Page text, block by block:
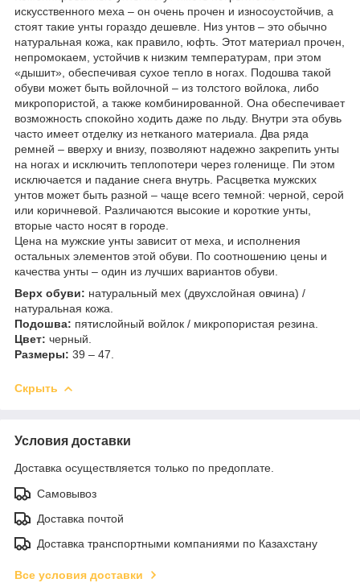
искусственного меха – он очень прочен и износоустойчив, а
стоят такие унты гораздо дешевле. Низ унтов – это обычно
натуральная кожа, как правило, юфть. Этот материал прочен,
непромокаем, устойчив к низким температурам, при этом
«дышит», обеспечивая сухое тепло в ногах. Подошва такой
обуви может быть войлочной – из толстого войлока, либо
микропористой, а также комбинированной. Она обеспечивает
возможность спокойно ходить даже по льду. Внутри эта обувь
часто имеет отделку из нетканого материала. Два ряда
ремней – вверху и внизу, позволяют надежно закрепить унты
на ногах и исключить теплопотери через голенище. Пи этом
исключается и падание снега внутрь. Расцветка мужских
унтов может быть разной – чаще всего темной: черной, серой
или коричневой. Различаются высокие и короткие унты,
вторые часто носят в городе.
Цена на мужские унты зависит от меха, и исполнения
остальных элементов этой обуви. По соотношению цены и
качества унты – один из лучших вариантов обуви.
Верх обуви: натуральный мех (двухслойная овчина) /
натуральная кожа.
Подошва: пятислойный войлок / микропористая резина.
Цвет: черный.
Размеры: 39 – 47.
Скрыть
Условия доставки
Доставка осуществляется только по предоплате.
Самовывоз
Доставка почтой
Доставка транспортными компаниями по Казахстану
Все условия доставки